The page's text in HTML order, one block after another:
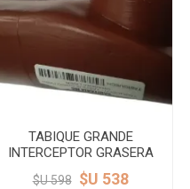
TABIQUE GRANDE
INTERCEPTOR GRASERA
LIDER
$U 598 $U 538